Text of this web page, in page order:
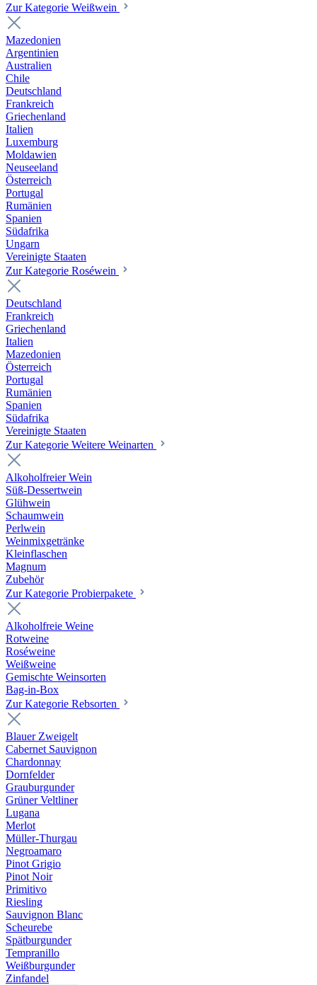
Zur Kategorie Weißwein
Mazedonien
Argentinien
Australien
Chile
Deutschland
Frankreich
Griechenland
Italien
Luxemburg
Moldawien
Neuseeland
Österreich
Portugal
Rumänien
Spanien
Südafrika
Ungarn
Vereinigte Staaten
Zur Kategorie Roséwein
Deutschland
Frankreich
Griechenland
Italien
Mazedonien
Österreich
Portugal
Rumänien
Spanien
Südafrika
Vereinigte Staaten
Zur Kategorie Weitere Weinarten
Alkoholfreier Wein
Süß-Dessertwein
Glühwein
Schaumwein
Perlwein
Weinmixgetränke
Kleinflaschen
Magnum
Zubehör
Zur Kategorie Probierpakete
Alkoholfreie Weine
Rotweine
Roséweine
Weißweine
Gemischte Weinsorten
Bag-in-Box
Zur Kategorie Rebsorten
Blauer Zweigelt
Cabernet Sauvignon
Chardonnay
Dornfelder
Grauburgunder
Grüner Veltliner
Lugana
Merlot
Müller-Thurgau
Negroamaro
Pinot Grigio
Pinot Noir
Primitivo
Riesling
Sauvignon Blanc
Scheurebe
Spätburgunder
Tempranillo
Weißburgunder
Zinfandel